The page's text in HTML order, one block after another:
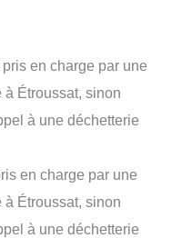
en charge par une
Étroussat, sinon
à une déchetterie
en charge par une
Étroussat, sinon
à une déchetterie